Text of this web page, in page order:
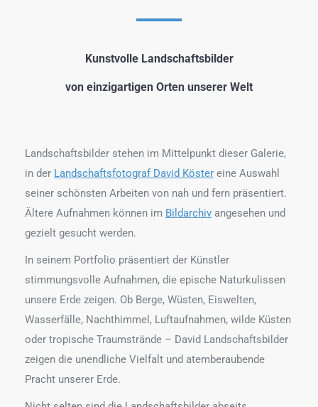
Kunstvolle Landschaftsbilder
von einzigartigen Orten unserer Welt
Landschaftsbilder stehen im Mittelpunkt dieser Galerie,
in der Landschaftsfotograf David Köster eine Auswahl
seiner schönsten Arbeiten von nah und fern präsentiert.
Ältere Aufnahmen können im Bildarchiv angesehen und
gezielt gesucht werden.
In seinem Portfolio präsentiert der Künstler
stimmungsvolle Aufnahmen, die epische Naturkulissen
unsere Erde zeigen. Ob Berge, Wüsten, Eiswelten,
Wasserfälle, Nachthimmel, Luftaufnahmen, wilde Küsten
oder tropische Traumstrände – David Landschaftsbilder
zeigen die unendliche Vielfalt und atemberaubende
Pracht unserer Erde.